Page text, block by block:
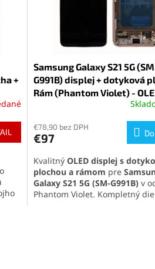
+
Samsung Galaxy S21 5G
G991B) displej + dotyková
Rám (Phantom Violet) -
€78,90 bez DPH
€97
Kvalitný OLED displej s
plochou a rámom pre
Galaxy S21 5G (SM-G991B)v
Phantom Violet. Kompletný